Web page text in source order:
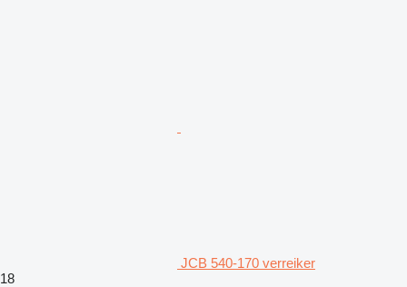
JCB 540-170 verreiker
18